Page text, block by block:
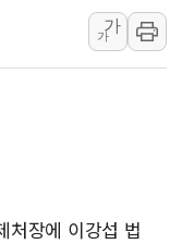
'상품권 사면 대출 가능'
지역 일자리·생활인구 늘
청주서 후진 차량 노려 고
가
가
처장에 이강섭 법